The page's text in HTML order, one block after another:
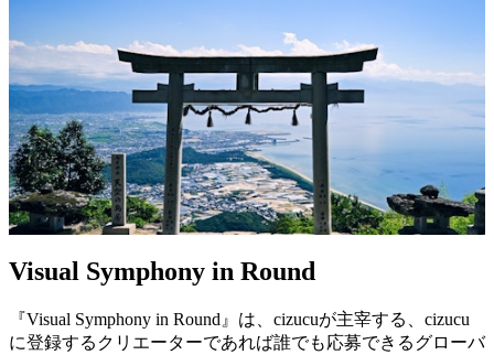
Visual Symphony in Round
『Visual Symphony in Round』は、cizucuが主宰する、cizucu
に登録するクリエーターであれば誰でも応募できるグローバ